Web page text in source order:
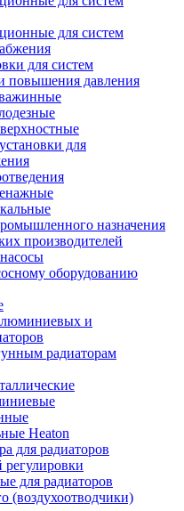
для систем
для систем
повышения давления
для
назначения
производителей
оборудованию
и
радиаторам
Heaton
для радиаторов
для радиаторов
(воздухоотводчики)